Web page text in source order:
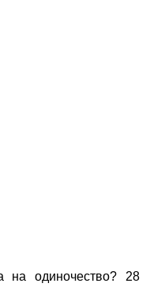
одиночество? 28